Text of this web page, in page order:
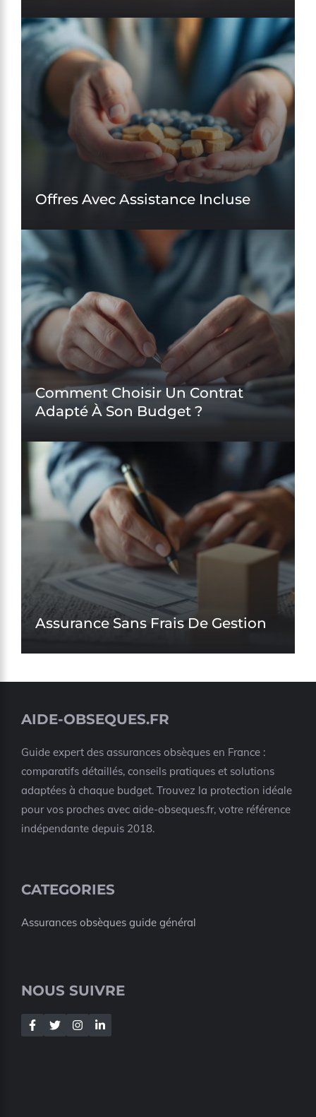
Offres Avec Assistance Incluse
Comment Choisir Un Contrat
Adapté À Son Budget ?
Assurance Sans Frais De Gestion
AIDE-OBSEQUES.FR
Guide expert des assurances obsèques en France :
comparatifs détaillés, conseils pratiques et solutions
adaptées à chaque budget. Trouvez la protection idéale
pour vos proches avec aide-obseques.fr, votre référence
indépendante depuis 2018.
CATEGORIES
Assurances obsèques guide général
NOUS SUIVRE